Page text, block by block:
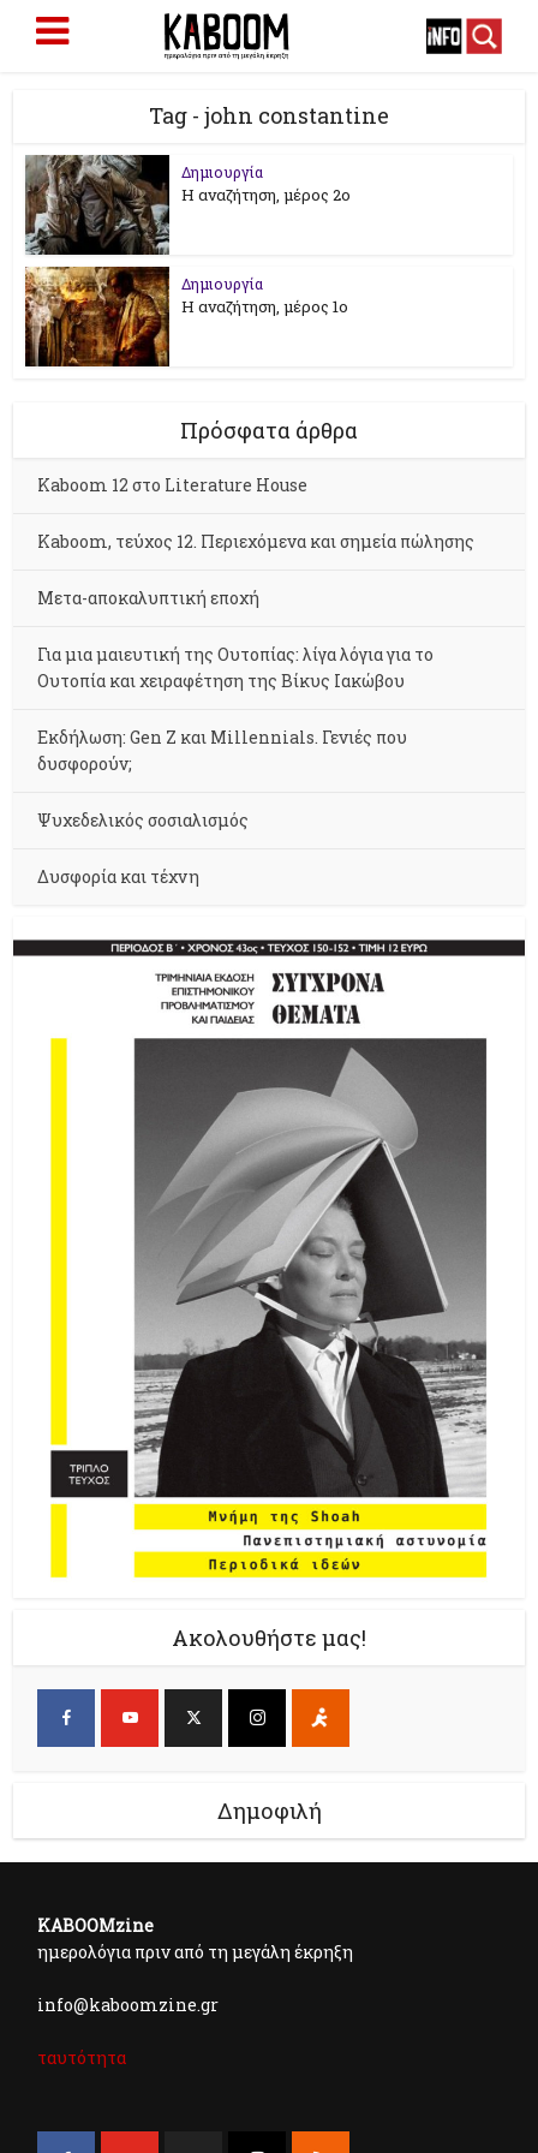
Tag - john constantine
Δημιουργία
Η αναζήτηση, μέρος 2ο
Δημιουργία
Η αναζήτηση, μέρος 1ο
Πρόσφατα άρθρα
Kaboom 12 στο Literature House
Kaboom, τεύχος 12. Περιεχόμενα και σημεία πώλησης
Μετα-αποκαλυπτική εποχή
Για μια μαιευτική της Ουτοπίας: λίγα λόγια για το
Ουτοπία και χειραφέτηση της Βίκυς Ιακώβου
Εκδήλωση: Gen Z και Millennials. Γενιές που
δυσφορούν;
Ψυχεδελικός σοσιαλισμός
Δυσφορία και τέχνη
Ακολουθήστε μας!
Δημοφιλή
KABOOMzine
ημερολόγια πριν από τη μεγάλη έκρηξη
info@kaboomzine.gr
ταυτότητα